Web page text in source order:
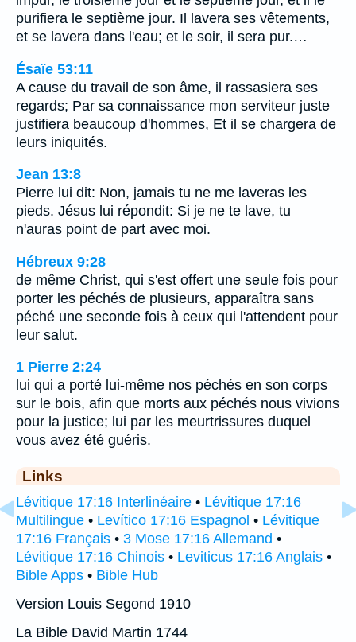
purifiera le septième jour. Il lavera ses vêtements,
et se lavera dans l'eau; et le soir, il sera pur.…
Ésaïe 53:11
A cause du travail de son âme, il rassasiera ses
regards; Par sa connaissance mon serviteur juste
justifiera beaucoup d'hommes, Et il se chargera de
leurs iniquités.
Jean 13:8
Pierre lui dit: Non, jamais tu ne me laveras les
pieds. Jésus lui répondit: Si je ne te lave, tu
n'auras point de part avec moi.
Hébreux 9:28
de même Christ, qui s'est offert une seule fois pour
porter les péchés de plusieurs, apparaîtra sans
péché une seconde fois à ceux qui l'attendent pour
leur salut.
1 Pierre 2:24
lui qui a porté lui-même nos péchés en son corps
sur le bois, afin que morts aux péchés nous vivions
pour la justice; lui par les meurtrissures duquel
vous avez été guéris.
Links
Lévitique 17:16 Interlinéaire • Lévitique 17:16
Multilingue • Levítico 17:16 Espagnol • Lévitique
17:16 Français • 3 Mose 17:16 Allemand •
Lévitique 17:16 Chinois • Leviticus 17:16 Anglais •
Bible Apps • Bible Hub
Version Louis Segond 1910
La Bible David Martin 1744